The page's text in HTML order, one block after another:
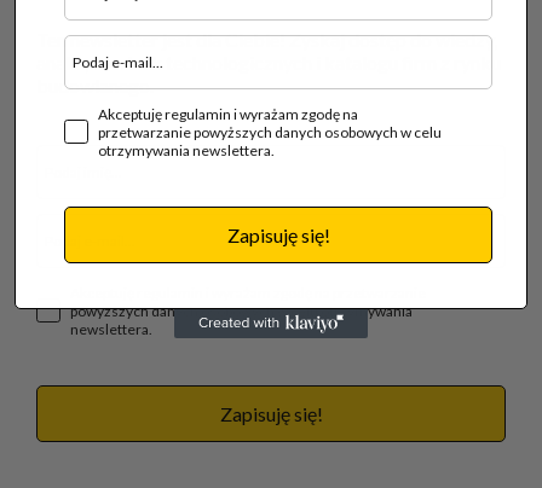
Ten newsletter jest dla Ciebie! Zyskaj dostęp do wiedzy,
analiz, nowinek technologicznych i katalogu firm z rynku
budowlanego.
powyższych danych osobowych w celu otrzymywania
newslettera.
Zapisuję się!
Akceptuję regulamin i wyrażam zgodę na
przetwarzanie powyższych danych osobowych w celu
otrzymywania newslettera.
Zapisuję się!